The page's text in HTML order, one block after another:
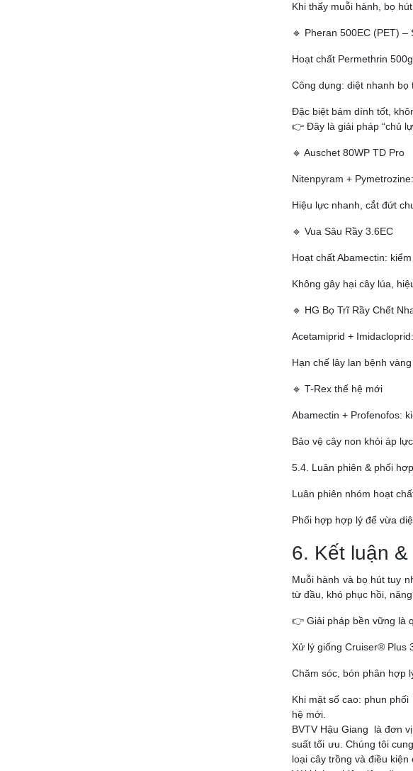
Khi thấy muỗi hành, bọ
🔹 Pheran 500EC (PET)
Hoạt chất Permethrin
Công dụng: diệt nhanh bọ
Đặc biệt bám dính tốt,
👉 Đây là giải pháp “chủ
🔹 Auschet 80WP TD Pro
Nitenpyram +
Hiệu lực nhanh, cắt đứt
🔹 Vua Sâu Rầy 3.6EC
Hoạt chất Abamectin:
Không gây hại cây lúa,
🔹 HG Bọ Trĩ Rầy Chết
Acetamiprid +
Hạn chế lây lan bệnh
🔹 T-Rex thế hệ mới
Abamectin + Profenofos:
Bảo vệ cây non khỏi áp
5.4. Luân phiên & phối
Luân phiên nhóm hoạt
Phối hợp hợp lý để vừa
6. Kết luận
Muỗi hành và bọ hút tuy
từ đầu, khó phục hồi,
👉 Giải pháp bền vững là
Xử lý giống Cruiser® Plus
Chăm sóc, bón phân hợp
Khi mật số cao: phun phối
hệ mới.
BVTV Hậu Giang là đơn
suất tối ưu. Chúng tôi
loại cây trồng và điều kiện